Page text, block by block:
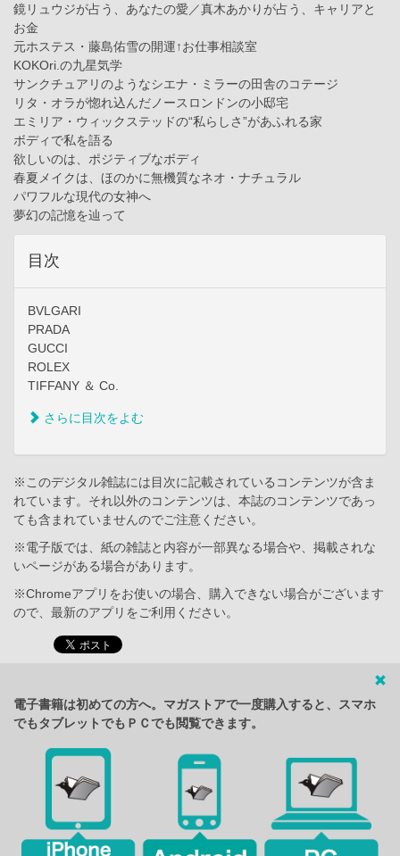
鏡リュウジが占う、あなたの愛／真木あかりが占う、キャリアと
お金
元ホステス・藤島佑雪の開運↑お仕事相談室
KOKOri.の九星気学
サンクチュアリのようなシエナ・ミラーの田舎のコテージ
リタ・オラが惚れ込んだノースロンドンの小邸宅
エミリア・ウィックステッドの“私らしさ”があふれる家
ボディで私を語る
欲しいのは、ポジティブなボディ
春夏メイクは、ほのかに無機質なネオ・ナチュラル
パワフルな現代の女神へ
夢幻の記憶を辿って
目次
BVLGARI
PRADA
GUCCI
ROLEX
TIFFANY ＆ Co.
さらに目次をよむ
※このデジタル雑誌には目次に記載されているコンテンツが含ま
れています。それ以外のコンテンツは、本誌のコンテンツであっ
ても含まれていませんのでご注意ください。
※電子版では、紙の雑誌と内容が一部異なる場合や、掲載されな
いページがある場合があります。
※Chromeアプリをお使いの場合、購入できない場合がございます
ので、最新のアプリをご利用ください。
電子書籍は初めての方へ。マガストアで一度購入すると、スマホ
でもタブレットでもＰＣでも閲覧できます。